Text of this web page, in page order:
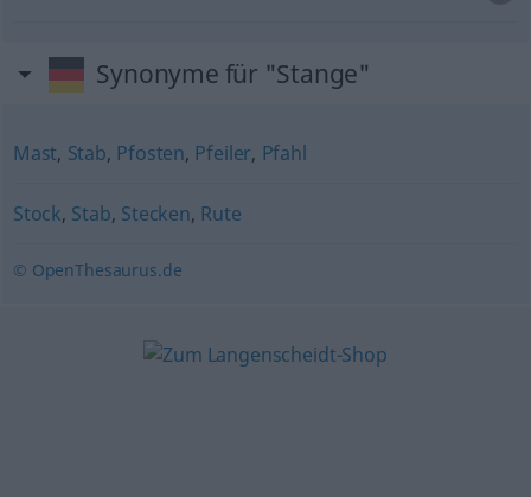
Synonyme für "Stange"
Mast, Stab, Pfosten, Pfeiler, Pfahl
Stock, Stab, Stecken, Rute
© OpenThesaurus.de